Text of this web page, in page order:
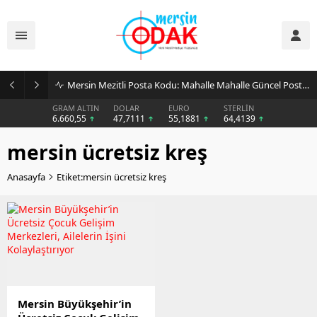
Mersin Mezitli Posta Kodu: Mahalle Mahalle Güncel Posta Kodu Rehberi
GRAM ALTIN
6.660,55
DOLAR
47,7111
EURO
55,1881
STERLİN
64,4139
mersin ücretsiz kreş
Anasayfa Etiket:mersin ücretsiz kreş
Mersin Büyükşehir’in